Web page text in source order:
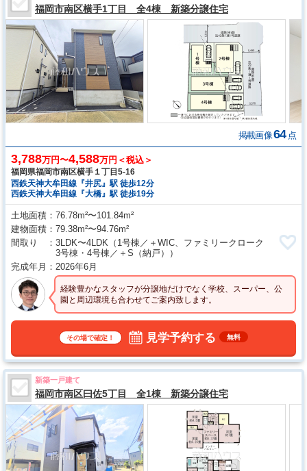
福岡市南区横手1丁目 全4棟 新築分譲住宅
掲載画像64 点
3,788万円〜4,588万円＜税込＞
福岡県福岡市南区横手１丁目5‐16
西鉄天神大牟田線『井尻』駅 徒歩12分
西鉄天神大牟田線『大橋』駅 徒歩19分
土地面積
76.78m²〜101.84m²
建物面積
79.38m²〜94.76m²
間取り
3LDK〜4LDK （1号棟／＋WIC、ファミリークローク
3号棟・4号棟／＋S（納戸））
完成年月
2026年6月
経験豊かなスタッフが分譲地だけでなく学校、スーパー、公
園と周辺環境も合わせてご案内致します。
その場で確定！ 見学予約する 無料
新築一戸建て
福岡市南区曰佐5丁目 全1棟 新築分譲住宅